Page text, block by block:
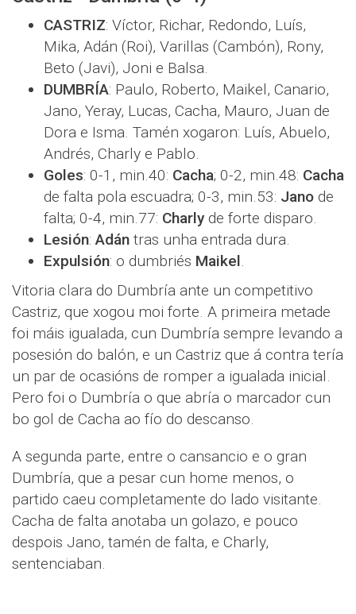
CASTRIZ: Víctor, Richar, Redondo, Luís,
Mika, Adán (Roi), Varillas (Cambón), Rony,
Beto (Javi), Joni e Balsa.
DUMBRÍA: Paulo, Roberto, Maikel, Canario,
Jano, Yeray, Lucas, Cacha, Mauro, Juan de
Dora e Isma. Tamén xogaron: Luís, Abuelo,
Andrés, Charly e Pablo.
Goles: 0-1, min.40: Cacha; 0-2, min.48: Cacha
de falta pola escuadra; 0-3, min.53: Jano de
falta; 0-4, min.77: Charlyde forte disparo.
Lesión:Adán tras unha entrada dura.
Expulsión: o dumbriés Maikel.
Vitoria clara do Dumbría ante un competitivo
Castriz, que xogou moi forte. A primeira metade
foi máis igualada, cun Dumbría sempre levando a
posesión do balón, e un Castriz que á contra tería
un par de ocasións de romper a igualada inicial.
Pero foi o Dumbría o que abría o marcador cun
bo gol de Cacha ao fío do descanso.
A segunda parte, entre o cansancio e o gran
Dumbría, que a pesar cun home menos, o
partido caeu completamente do lado visitante.
Cacha de falta anotaba un golazo, e pouco
despois Jano, tamén de falta, e Charly,
sentenciaban.